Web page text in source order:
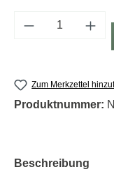
Produkt
Zum Merkzettel
Produktnummer:
Beschreibung